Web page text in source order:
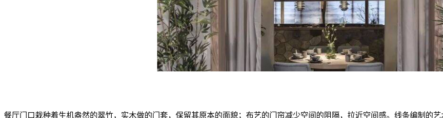
餐厅门口栽种着生机盎然的翠竹，实木做的门套，保留其原本的面貌；布艺的门帘减少空间的阻隔，拉近空间感。线条编制的